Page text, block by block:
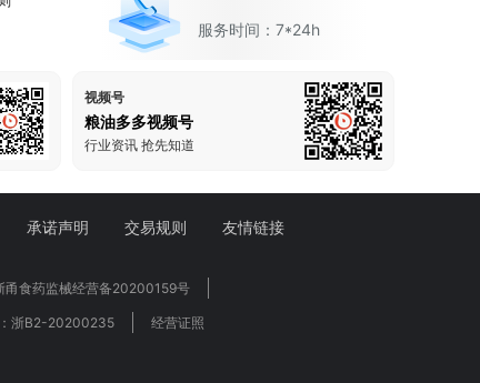
服务时间：7*24h
视频号
粮油多多视频号
行业资讯 抢先知道
承诺声明 交易规则
友情链接
甬食药监械经营备20200159号
浙B2-20200235 经营证照